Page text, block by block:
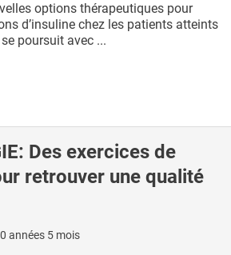
options thérapeutiques pour
d’insuline chez les patients atteints
poursuit avec ...
Des exercices de
retrouver une qualité
années 5 mois